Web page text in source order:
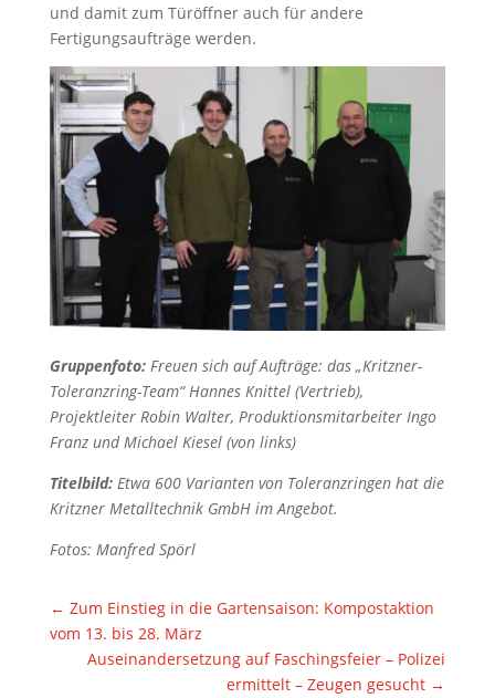
und damit zum Türöffner auch für andere
Fertigungsaufträge werden.
Gruppenfoto:Freuen sich auf Aufträge: das „Kritzner-
Toleranzring-Team“ Hannes Knittel (Vertrieb),
Projektleiter Robin Walter, Produktionsmitarbeiter Ingo
Franz und Michael Kiesel (von links)
Titelbild:Etwa 600 Varianten von Toleranzringen hat die
Kritzner Metalltechnik GmbH im Angebot.
Fotos: Manfred Spörl
← Zum Einstieg in die Gartensaison: Kompostaktion
vom 13. bis 28. März
Auseinandersetzung auf Faschingsfeier – Polizei
ermittelt – Zeugen gesucht →